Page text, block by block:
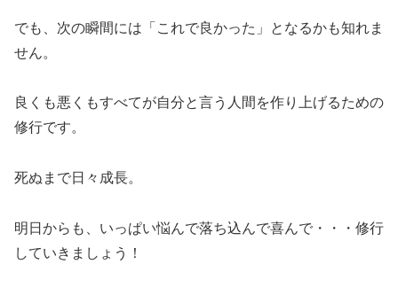
でも、次の瞬間には「これで良かった」となるかも知れま
せん。
良くも悪くもすべてが自分と言う人間を作り上げるための
修行です。
死ぬまで日々成長。
明日からも、いっぱい悩んで落ち込んで喜んで・・・修行
していきましょう！